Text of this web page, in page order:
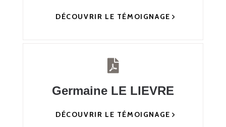
DÉCOUVRIR LE TÉMOIGNAGE
Germaine LE LIEVRE
DÉCOUVRIR LE TÉMOIGNAGE